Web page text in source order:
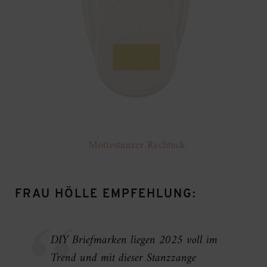
Motivstanzer Rechteck
FRAU HÖLLE EMPFEHLUNG:
DIY Briefmarken liegen 2025 voll im
Trend und mit dieser Stanzzange